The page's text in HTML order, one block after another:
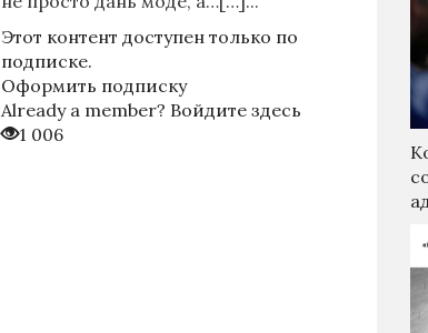
Этот контент доступен только по
подписке.
Оформить подписку
Already a member? Войдите здесь
1 006